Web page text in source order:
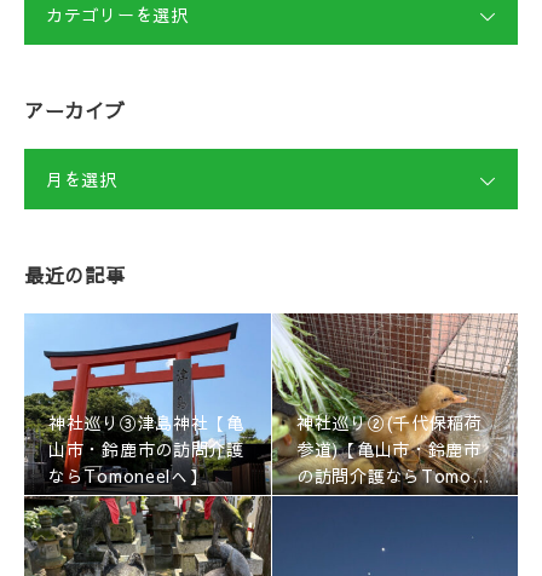
カテゴリーを選択
アーカイブ
月を選択
最近の記事
神社巡り③津島神社【亀
山市・鈴鹿市の訪問介護
ならTomoneelへ】
神社巡り②(千代保稲荷
参道)【亀山市・鈴鹿市
の訪問介護ならTomone
elへ】